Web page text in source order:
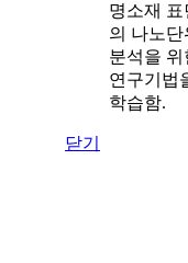
명소재 표
의 나노단
분석을 위
연구기법
학습함.
닫기